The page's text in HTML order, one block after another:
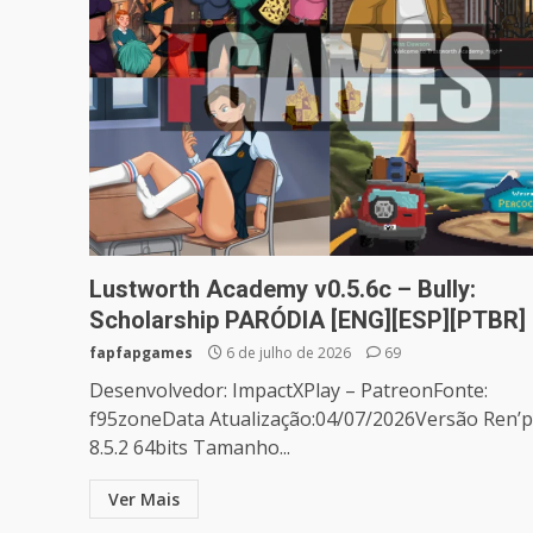
Lustworth Academy v0.5.6c – Bully:
Scholarship PARÓDIA [ENG][ESP][PTBR]
fapfapgames 6 de julho de 2026 69
Desenvolvedor: ImpactXPlay – PatreonFonte:
f95zoneData Atualização:04/07/2026Versão
8.5.2 64bits Tamanho...
Ver Mais